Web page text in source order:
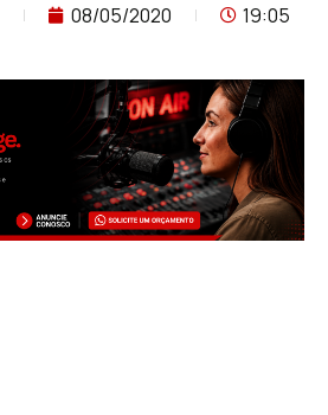
08/05/2020 19:05